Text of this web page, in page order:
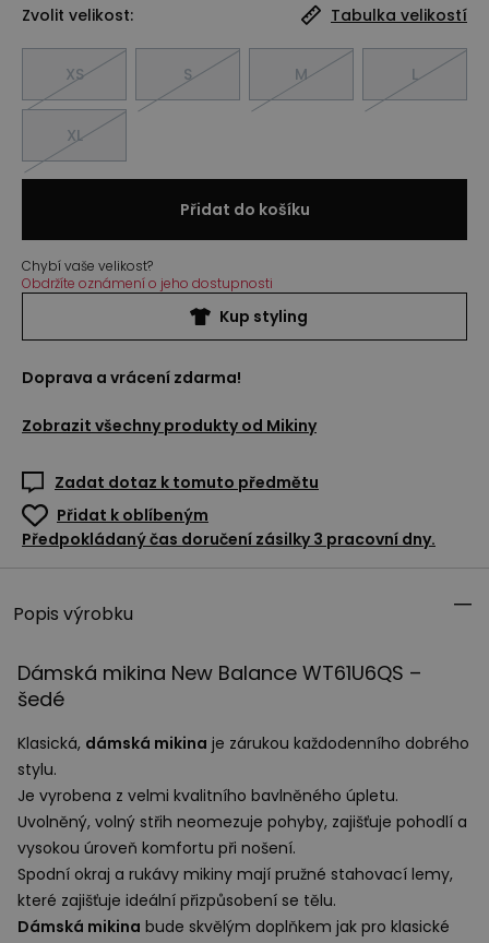
Zvolit velikost: Tabulka velikostí
XS S M L
XL
Přidat do košíku
Chybí vaše velikost?
Obdržíte oznámení o jeho dostupnosti
Kup styling
Doprava a vrácení zdarma!
Zobrazit všechny produkty od Mikiny
Zadat dotaz k tomuto předmětu
Přidat k oblíbeným
Předpokládaný čas doručení zásilky 3 pracovní dny.
Popis výrobku
Dámská mikina New Balance WT61U6QS –
šedé
Klasická, dámská mikina je zárukou každodenního dobrého
stylu.
Je vyrobena z velmi kvalitního bavlněného úpletu.
Uvolněný, volný střih neomezuje pohyby, zajišťuje pohodlí a
vysokou úroveň komfortu při nošení.
Spodní okraj a rukávy mikiny mají pružné stahovací lemy,
které zajišťuje ideální přizpůsobení se tělu.
Dámská mikina bude skvělým doplňkem jak pro klasické